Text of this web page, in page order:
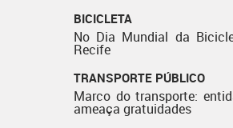
BICICLETA
No Dia Mundial da
Recife
TRANSPORTE PÚBLICO
Marco do transporte:
ameaça gratuidades